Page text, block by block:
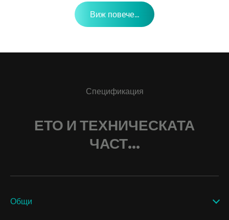
Виж повече...
Спецификация
ЕТО И ТЕХНИЧЕСКАТА
ЧАСТ...
Общи